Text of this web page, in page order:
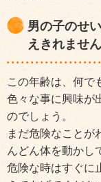
男の子のせ
えきれませ
この年齢は、何で
色々な事に興味が
のでしょう。
まだ危険なことが
んどん体を動かし
危険な時はすぐに